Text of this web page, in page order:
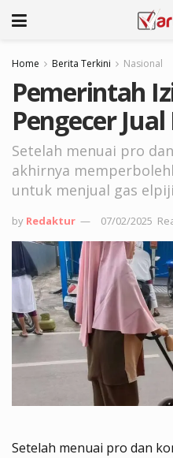
Home Berita Terkini Nasional
Pemerintah
Pengecer
Setelah menuai pro
akhirnya
untuk menjual gas
by Redaktur 07/02/2025
Setelah menuai pro dan